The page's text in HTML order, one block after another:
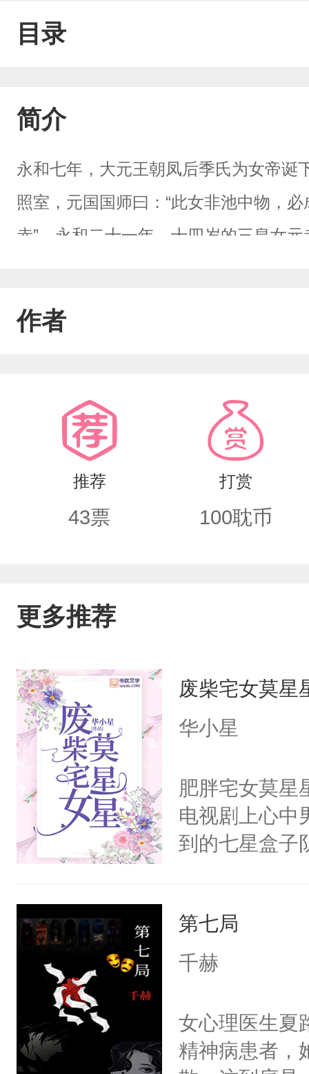
目录
简介
永和七年，大元王朝凤后季氏为女帝诞
照室，元国国师曰：“此女非池中物，
赤”。永和二十一年，十四岁的三皇女
建奇功，杀敌万千，被女帝赋予“圣元”
赤一句“传位传长不传幼。”堵住了悠
披挂上阵，厮杀战场。众人夸之“明事
扬的三皇女元赤却在她二十九岁那年
姓都道她是在二十九岁那年被妖魔所
导致她后生凄凉的男人——颜碧衣。ps:
作者
推荐
43票
打赏
100耽币
更多推荐
废柴宅女莫星
华小星
肥胖宅女莫星
电视剧上心中
到的七星盒子
重生，莫星星
体，在莫星星
流苏容貌冠
宫宴上见到三
竭虑，但异域
第七局
千赫
女心理医生夏
精神病患者，